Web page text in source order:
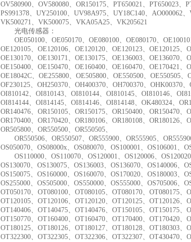
OV580900、OV580080、OR150175、PT650021、PT650023、
PS991378、UY250100、UV98A975、UY18C140、AO000062
VK500271、VK500075、VKA05A25、VK205621
光电传感器：
OE050100、OE050170、OE080100、OE080170、
OE120105、OE120106、OE120120、OE120123、OE120125、
OE130170、OE130171、OE130175、OE136003、OE136070、
OE150400、OE150470、OE160400、OE160470、OE170421
OE18042C、OE255800、OE505800、OE550500、OE550505
OF230125、OH250370、OH400370、OH700370、OHK00370
OI810142、OI810143、OI810144、OI810145、OI810146、
OI814144、OI814145、OI814146、OI814148、OK480324、
OR140476、OR150105、OR150175、OR150400、OR150470、
OR170400、OR170420、OR180106、OR180108、OR180126、
OR505800、OR550500、OR550505、
OR550506、OR550507、OR555900、OR555905、
OS050070、OS08000x、OS080070、OS100001、OS106001、
OS110000、OS110070、OS120001、OS120006、
OS130070、OS130075、OS136003、OS136070、OS140006、
OS150075、OS160000、OS160070、OS170020、OS180003、
OS255000、OS505000、OS550000、OS555000、OS705006、
OT050170、OT080100、OT080105、OT080170、OT080175、
OT120105、OT120106、OT120120、OT120125、OT120126、
OT140406、OT140475、OT140476、OT150105、OT150175、
OT150770、OT160400、OT160470、OT170400、OT170420、
OT180125、OT180126、OT180127、OT180128、OT180303、
OT322300、OT322305、OT322306、OT322307、OT430470、